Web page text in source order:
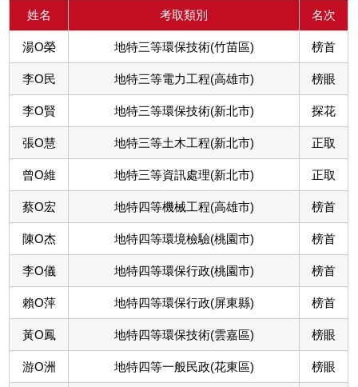
姓名 考取類別 名次
湯O榮 地特三等環保技術(竹苗區) 榜首
李O民 地特三等電力工程(高雄市) 榜眼
李O賢 地特三等環保技術(新北市) 探花
張O慧 地特三等土木工程(新北市) 正取
曾O維 地特三等資訊處理(新北市) 正取
蔡O宏 地特四等機械工程(高雄市) 榜首
陳O杰 地特四等環境檢驗(桃園市) 榜首
李O儀 地特四等環保行政(桃園市) 榜首
賴O萍 地特四等環保行政(屏東縣) 榜首
黃O鳳 地特四等環保技術(雲嘉區) 榜眼
游O洲 地特四等一般民政(花東區) 榜眼